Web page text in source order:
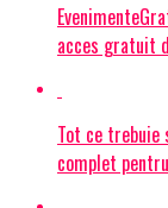
acces gratuit
Tot ce
complet